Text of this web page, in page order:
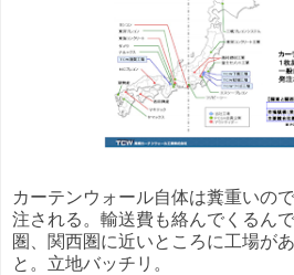
カーテンウォール自体は糞重いの
注される。輸送費も絡んでくるん
圏、関西圏に近いところに工場が
と。立地バッチリ。